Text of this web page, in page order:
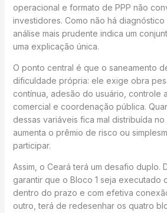
operacional e formato de PPP não
investidores. Como não há
análise mais prudente indica um
uma explicação única.
O ponto central é que o saneamento
dificuldade própria: ele exige obra
contínua, adesão do usuário, controle
comercial e coordenação pública.
dessas variáveis fica mal distribuída
aumenta o prêmio de risco ou
participar.
Assim, o Ceará terá um desafio duplo.
garantir que o Bloco 1 seja executado
dentro do prazo e com efetiva
outro, terá de redesenhar os quatro